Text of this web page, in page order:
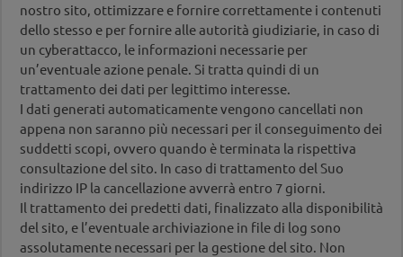
nostro sito, ottimizzare e fornire correttamente i contenuti
dello stesso e per fornire alle autorità giudiziarie, in caso di
un cyberattacco, le informazioni necessarie per
un’eventuale azione penale. Si tratta quindi di un
trattamento dei dati per legittimo interesse.
I dati generati automaticamente vengono cancellati non
appena non saranno più necessari per il conseguimento dei
suddetti scopi, ovvero quando è terminata la rispettiva
consultazione del sito. In caso di trattamento del Suo
indirizzo IP la cancellazione avverrà entro 7 giorni.
Il trattamento dei predetti dati, finalizzato alla disponibilità
del sito, e l’eventuale archiviazione in file di log sono
assolutamente necessari per la gestione del sito. Non